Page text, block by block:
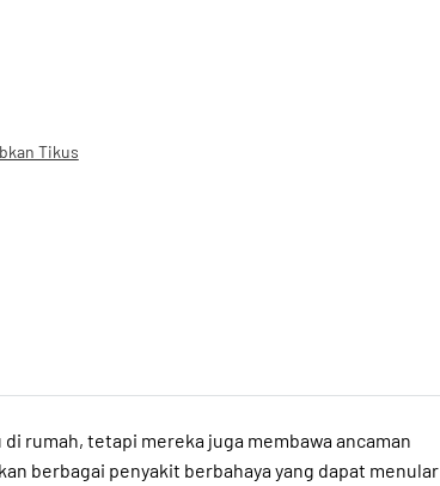
Tikus
rumah, tetapi mereka juga membawa ancaman
berbagai penyakit berbahaya yang dapat menular